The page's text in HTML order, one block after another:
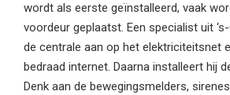
wordt als eerste geïnstalleerd, vaak
voordeur geplaatst. Een specialist uit
de centrale aan op het elektriciteitsnet
bedraad internet. Daarna installeert hij
Denk aan de bewegingsmelders,